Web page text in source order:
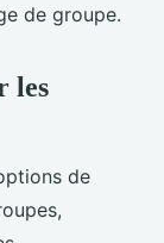
de groupe.
les
de